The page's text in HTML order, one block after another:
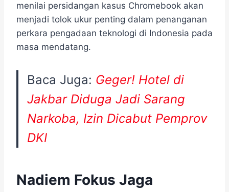
menilai persidangan kasus Chromebook akan
menjadi tolok ukur penting dalam penanganan
perkara pengadaan teknologi di Indonesia pada
masa mendatang.
Baca Juga: Geger! Hotel di
Jakbar Diduga Jadi Sarang
Narkoba, Izin Dicabut Pemprov
DKI
Nadiem Fokus Jaga